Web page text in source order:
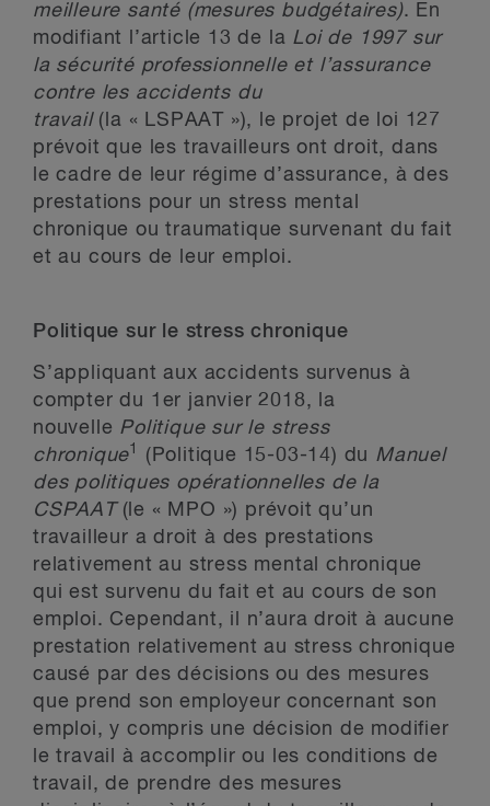
meilleure santé (mesures budgétaires). En
modifiant l’article 13 de la Loi de 1997 sur
la sécurité professionnelle et l’assurance
contre les accidents du
travail(la « LSPAAT »), le projet de loi 127
prévoit que les travailleurs ont droit, dans
le cadre de leur régime d’assurance, à des
prestations pour un stress mental
chronique ou traumatique survenant du fait
et au cours de leur emploi.
Politique sur le stress chronique
S’appliquant aux accidents survenus à
compter du 1 er janvier 2018, la
nouvelle Politique sur le stress
chronique1 (Politique 15-03-14) du Manuel
des politiques opérationnelles de la
CSPAAT(le « MPO ») prévoit qu’un
travailleur a droit à des prestations
relativement au stress mental chronique
qui est survenu du fait et au cours de son
emploi. Cependant, il n’aura droit à aucune
prestation relativement au stress chronique
causé par des décisions ou des mesures
que prend son employeur concernant son
emploi, y compris une décision de modifier
le travail à accomplir ou les conditions de
travail, de prendre des mesures